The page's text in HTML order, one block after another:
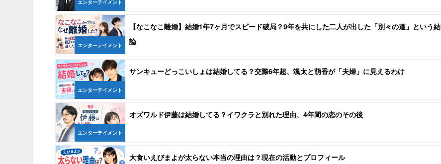
エンターテイメント
エンターテイメント
【なこなこ離婚】結婚1年7ヶ月でスピード破局？9年を共にした二人が出した「別々の道」という結
論
エンターテイメント
サンキューどっこいしょは結婚してる？交際6年超、颯太と萌香が「夫婦」に見えるわけ
エンターテイメント
オズワルド伊藤は結婚してる？イワクラと別れた理由、4年間の恋のその後
大食いえびまよが太らない本当の理由は？現在の活動とプロフィール